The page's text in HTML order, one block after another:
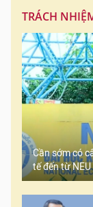
TRÁCH
Cần sớm có
tế đến từ